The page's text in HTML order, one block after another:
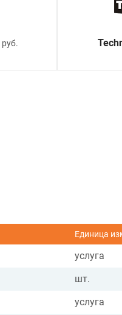
Единица
услуга
шт.
услуга